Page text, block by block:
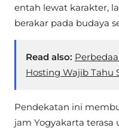
entah lewat karakter,
berakar pada budaya
Read also:
Hosting Wajib Tahu
Pendekatan ini
jam Yogyakarta terasa